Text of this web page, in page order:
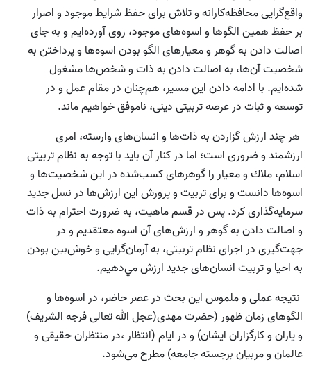
واقع‌گرايى محافظه‌كارانه و تلاش براى حفظ شرايط موجود و اصرار
بر حفظ همين الگوها و اسوه‌هاى موجود، روى آورده‌ايم و به جاى
اصالت دادن به گوهر و معيارهاى الگو بودن اسوه‌ها و پرداختن به
شخصيت آن‌‌ها، به اصالت دادن به ذات و شخص‌ها مشغول
شده‌ايم. با ادامه دادن اين مسير، هم‌چنان در مقام عمل و در
توسعه و ثبات در عرصه تربيتى دينى، ناموفق خواهيم ماند.
هر چند ارزش گزاردن به ذات‌ها و انسان‌‌هاى وارسته، امری
ارزشمند و ضرورى است؛ اما در كنار آن بايد با توجه به نظام تربيتى
اسلام، ملاك و معيار را گوهرهاى کسب‌شده در اين شخصيت‌ها و
اسوه‌ها دانست و براى تربيت و پرورش اين ارزش‌ها در نسل جديد
سرمايه‌گذارى كرد. پس در قسم ماهيت، به ضرورت احترام به ذات
و اصالت دادن به گوهر و ارزش‌هاى آن اسوه معتقديم و در
جهت‌گيرى در اجراى نظام تربيتى، به آرمان‌گرایی و خوش‌بين بودن
به احيا و تربيت انسان‌‌هاى جديد ارزش مي‌دهيم.
نتيجه عملى و ملموس اين بحث در عصر حاضر، در اسوه‌ها و
الگوهاى زمان ظهور (حضرت مهدى(عجل الله تعالی فرجه الشریف)
و ياران و كارگزاران ايشان) و در ايام (انتظار ،در منتظران حقيقى و
عالمان و مربيان برجسته جامعه) مطرح می‌شود.